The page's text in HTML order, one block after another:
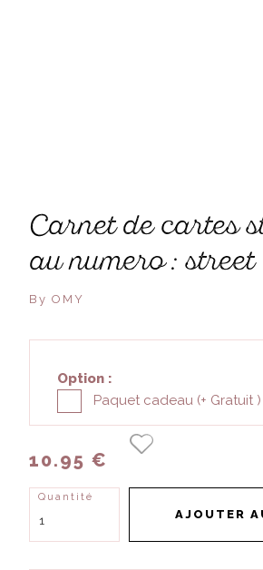
carnet de cartes stickers
au numero : street
By OMY
Option :
Paquet cadeau (+ Gratuit )
10.95 €
Quantité
AJOUTER